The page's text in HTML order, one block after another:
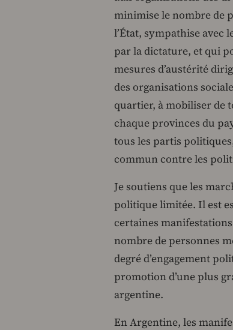
minimise le nombre de
l’État, sympathise avec
par la dictature, et qui
mesures d’austérité
des organisations
quartier, à mobiliser de
chaque provinces du
tous les partis
commun contre les
Je soutiens que les
politique limitée. Il est
certaines
nombre de personnes
degré d’engagement
promotion d’une plus
argentine.
En Argentine, les